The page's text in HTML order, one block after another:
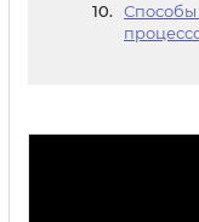
Способы